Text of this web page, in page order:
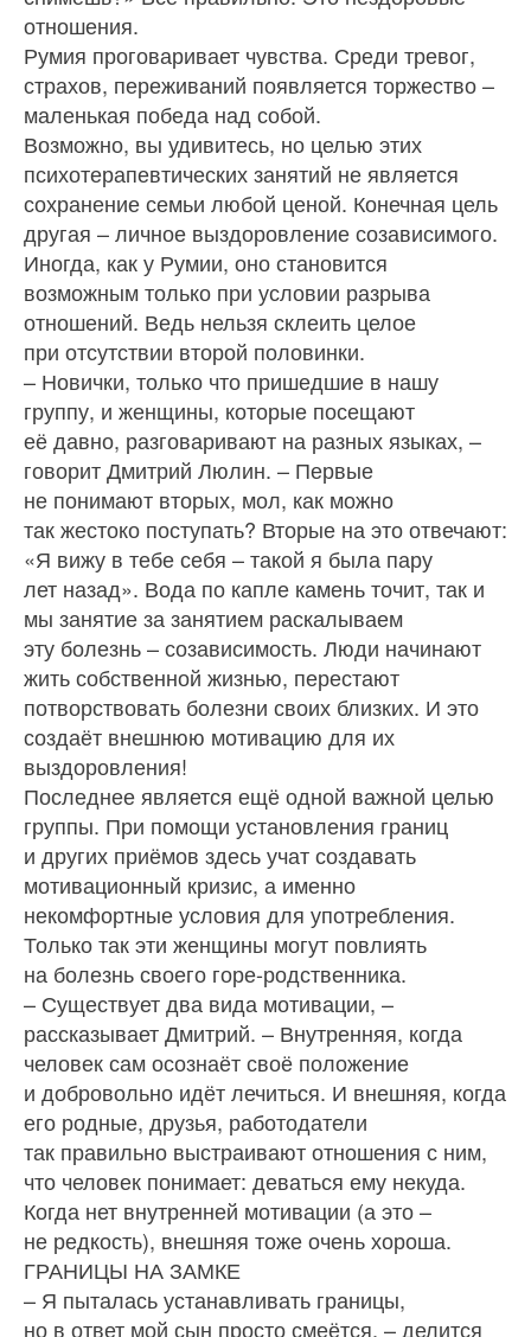
отношения.
Румия проговаривает чувства. Среди тревог,
страхов, переживаний появляется торжество –
маленькая победа над собой.
Возможно, вы удивитесь, но целью этих
психотерапевтических занятий не является
сохранение семьи любой ценой. Конечная цель
другая – личное выздоровление созависимого.
Иногда, как у Румии, оно становится
возможным только при условии разрыва
отношений. Ведь нельзя склеить целое
при отсутствии второй половинки.
– Новички, только что пришедшие в нашу
группу, и женщины, которые посещают
её давно, разговаривают на разных языках, –
говорит Дмитрий Люлин. – Первые
не понимают вторых, мол, как можно
так жестоко поступать? Вторые на это отвечают:
«Я вижу в тебе себя – такой я была пару
лет назад». Вода по капле камень точит, так и
мы занятие за занятием раскалываем
эту болезнь – созависимость. Люди начинают
жить собственной жизнью, перестают
потворствовать болезни своих близких. И это
создаёт внешнюю мотивацию для их
выздоровления!
Последнее является ещё одной важной целью
группы. При помощи установления границ
и других приёмов здесь учат создавать
мотивационный кризис, а именно
некомфортные условия для употребления.
Только так эти женщины могут повлиять
на болезнь своего горе-родственника.
– Существует два вида мотивации, –
рассказывает Дмитрий. – Внутренняя, когда
человек сам осознаёт своё положение
и добровольно идёт лечиться. И внешняя, когда
его родные, друзья, работодатели
так правильно выстраивают отношения с ним,
что человек понимает: деваться ему некуда.
Когда нет внутренней мотивации (а это –
не редкость), внешняя тоже очень хороша.
ГРАНИЦЫ НА ЗАМКЕ
– Я пыталась устанавливать границы,
но в ответ мой сын просто смеётся, – делится